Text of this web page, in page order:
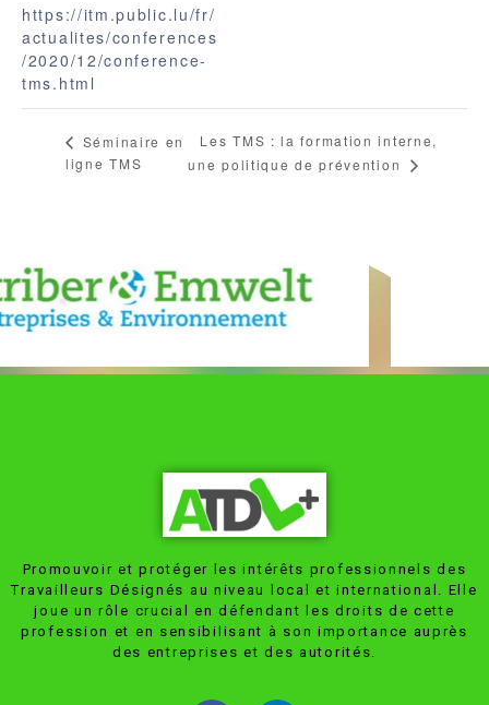
https://itm.public.lu/fr/
actualites/conferences
/2020/12/conference-
tms.html
Séminaire en
ligne TMS
Les TMS : la formation interne,
une politique de prévention
Promouvoir et protéger les intérêts professionnels des
Travailleurs Désignés au niveau local et international. Elle
joue un rôle crucial en défendant les droits de cette
profession et en sensibilisant à son importance auprès
des entreprises et des autorités.